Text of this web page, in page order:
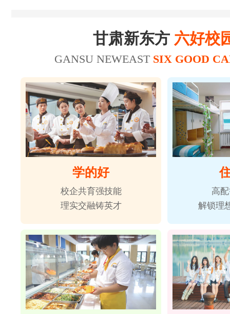
18 21 美容师
20 21
甘肃新东方 六好校
GANSU NEWEASTSIX GOOD
学的好
校企共育强技能
理实交融铸英才
高
解锁理